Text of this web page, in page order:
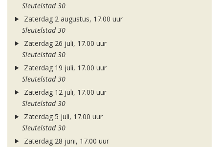
Sleutelstad 30
Zaterdag 2 augustus, 17.00 uur
Sleutelstad 30
Zaterdag 26 juli, 17.00 uur
Sleutelstad 30
Zaterdag 19 juli, 17.00 uur
Sleutelstad 30
Zaterdag 12 juli, 17.00 uur
Sleutelstad 30
Zaterdag 5 juli, 17.00 uur
Sleutelstad 30
Zaterdag 28 juni, 17.00 uur